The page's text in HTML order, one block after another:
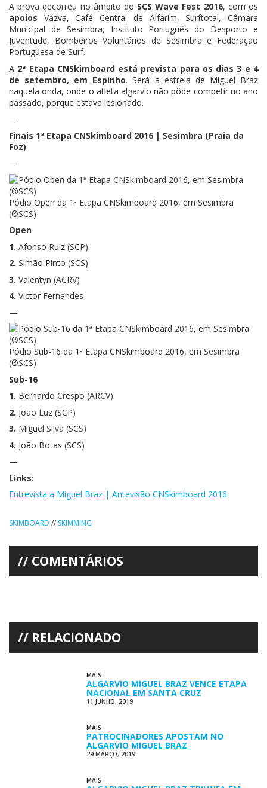
A prova decorreu no âmbito do SCS Wave Fest 2016, com os
apoios Vazva, Café Central de Alfarim, Surftotal, Câmara
Municipal de Sesimbra, Instituto Português do Desporto e
Juventude, Bombeiros Voluntários de Sesimbra e Federação
Portuguesa de Surf.
A 2ª Etapa CNSkimboard está prevista para os dias 3 e 4
de setembro, em Espinho. Será a estreia de Miguel Braz
naquela onda, onde o atleta algarvio não pôde competir no ano
passado, porque estava lesionado.
—
Finais 1ª Etapa CNSkimboard 2016 | Sesimbra (Praia da
Foz)
—
Pódio Open da 1ª Etapa CNSkimboard 2016, em Sesimbra
(®SCS)
Open
1. Afonso Ruiz (SCP)
2. Simão Pinto (SCS)
3. Valentyn (ACRV)
4. Victor Fernandes
—
Pódio Sub-16 da 1ª Etapa CNSkimboard 2016, em Sesimbra
(®SCS)
Sub-16
1. Bernardo Crespo (ARCV)
2. João Luz (SCP)
3. Miguel Silva (SCS)
4. João Botas (SCS)
—
Links:
Entrevista a Miguel Braz | Antevisão CNSkimboard 2016
SKIMBOARD // SKIMMING
COMENTÁRIOS
RELACIONADO
MAIS
ALGARVIO MIGUEL BRAZ VENCE ETAPA
NACIONAL EM SANTA CRUZ
11 JUNHO, 2019
MAIS
PATROCINADORES APOSTAM NO
ALGARVIO MIGUEL BRAZ
29 MARÇO, 2019
MAIS